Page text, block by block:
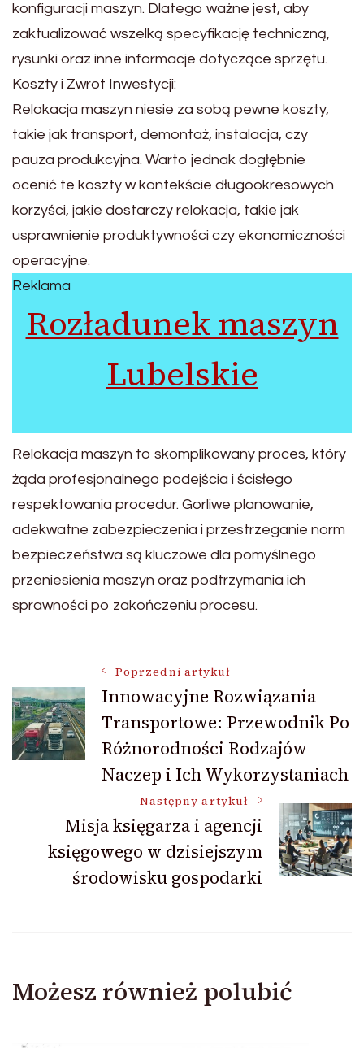
konfiguracji maszyn. Dlatego ważne jest, aby
zaktualizować wszelką specyfikację techniczną,
rysunki oraz inne informacje dotyczące sprzętu.
Koszty i Zwrot Inwestycji:
Relokacja maszyn niesie za sobą pewne koszty,
takie jak transport, demontaż, instalacja, czy
pauza produkcyjna. Warto jednak dogłębnie
ocenić te koszty w kontekście długookresowych
korzyści, jakie dostarczy relokacja, takie jak
usprawnienie produktywności czy ekonomiczności
operacyjne.
Reklama
Rozładunek maszyn
Lubelskie
Relokacja maszyn to skomplikowany proces, który
żąda profesjonalnego podejścia i ścisłego
respektowania procedur. Gorliwe planowanie,
adekwatne zabezpieczenia i przestrzeganie norm
bezpieczeństwa są kluczowe dla pomyślnego
przeniesienia maszyn oraz podtrzymania ich
sprawności po zakończeniu procesu.
Nawigacja
wpisu
Poprzedni artykuł
Innowacyjne Rozwiązania
Transportowe: Przewodnik Po
Różnorodności Rodzajów
Naczep i Ich Wykorzystaniach
Następny artykuł
Misja księgarza i agencji
księgowego w dzisiejszym
środowisku gospodarki
Możesz również polubić